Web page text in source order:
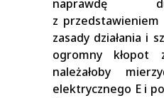
naprawdę
z przedstawieniem
zasady działania i
ogromny kłopot
należałoby
elektrycznego E i